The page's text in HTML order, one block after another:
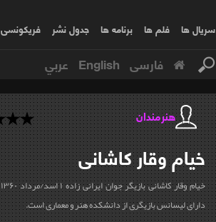
سریال ها فلم ها برنامه ها جدول نشر فریکونسی
فارسی English عربي
هنرمندان
خیاموقار کاشانی
دارای لیسانس بازیگری از دانشکده هنر و معماری است.